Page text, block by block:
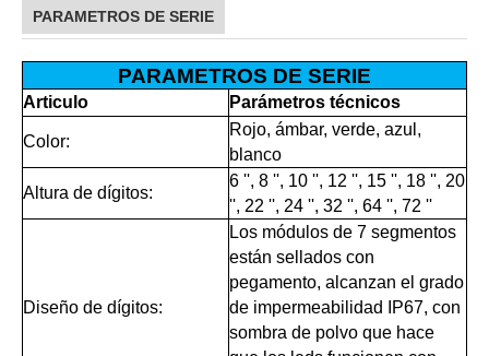
PARAMETROS DE SERIE
PARAMETROS DE SERIE
Articulo Parámetros técnicos
Color:
Rojo, ámbar, verde, azul,
blanco
Altura de dígitos:
6 '', 8 '', 10 '', 12 '', 15 '', 18 '', 20
'', 22 '', 24 '', 32 '', 64 '', 72 ''
Diseño de dígitos:
Los módulos de 7 segmentos
están sellados con
pegamento, alcanzan el grado
de impermeabilidad IP67, con
sombra de polvo que hace